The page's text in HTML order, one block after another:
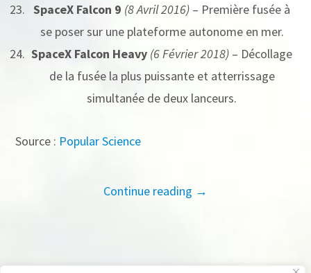
SpaceX Falcon 9 (8 Avril 2016) – Première fusée à
se poser sur une plateforme autonome en mer.
SpaceX Falcon Heavy (6 Février 2018) – Décollage
de la fusée la plus puissante et atterrissage
simultanée de deux lanceurs.
Source : Popular Science
Continue reading →